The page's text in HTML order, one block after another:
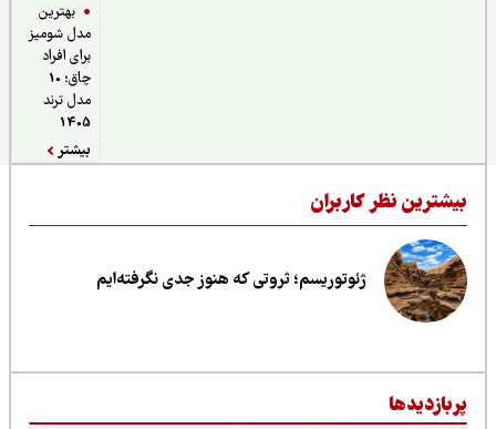
بهترین
مدل شومیز
برای افراد
چاق؛ 10
مدل ترند
نظر کاربران
ژئوتوریسم؛ ثروتی که هنوز جدی نگرفته‌ایم